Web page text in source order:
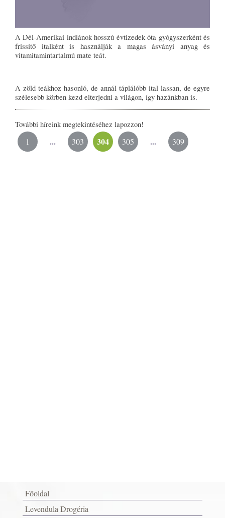
A Dél-Amerikai indiánok hosszú évtizedek óta gyógyszerként és
frissítő italként is használják a magas ásványi anyag és
vitamitamintartalmú mate teát.
A zöld teákhoz hasonló, de annál táplálóbb ital lassan, de egyre
szélesebb körben kezd elterjedni a világon, így hazánkban is.
További híreink megtekintéséhez lapozzon!
1 ... 303 304 305 ... 309
Főoldal
Levendula Drogéria